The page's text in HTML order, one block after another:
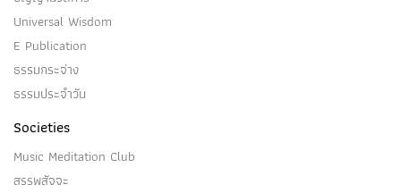
Universal Wisdom
E Publication
ธรรมกระจ่าง
ธรรมประจำวัน
Societies
Music Meditation Club
สรรพสัจจะ